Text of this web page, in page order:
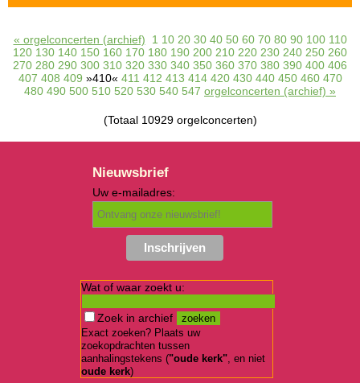
« orgelconcerten (archief) 1 10 20 30 40 50 60 70 80 90 100 110
120 130 140 150 160 170 180 190 200 210 220 230 240 250 260
270 280 290 300 310 320 330 340 350 360 370 380 390 400 406
407 408 409 »410« 411 412 413 414 420 430 440 450 460 470
480 490 500 510 520 530 540 547 orgelconcerten (archief) »
(Totaal 10929 orgelconcerten)
Nieuwsbrief
Uw e-mailadres:
Wat of waar zoekt u:
Zoek in archief
Exact zoeken? Plaats uw
zoekopdrachten tussen
aanhalingstekens ("oude kerk", en niet
oude kerk)